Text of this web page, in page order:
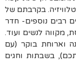
בקרבתם של
רבים נוספים- חדר
מקווה לנשים ועוד.
וארוחת בוקר (עם
בשבתות וחגים